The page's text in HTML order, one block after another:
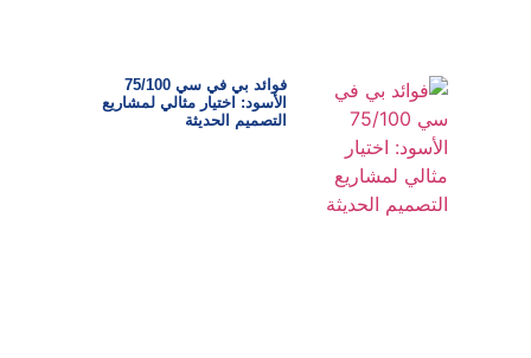
فوائد بي في سي 75/100
الأسود: اختيار مثالي لمشاريع
التصميم الحديثة